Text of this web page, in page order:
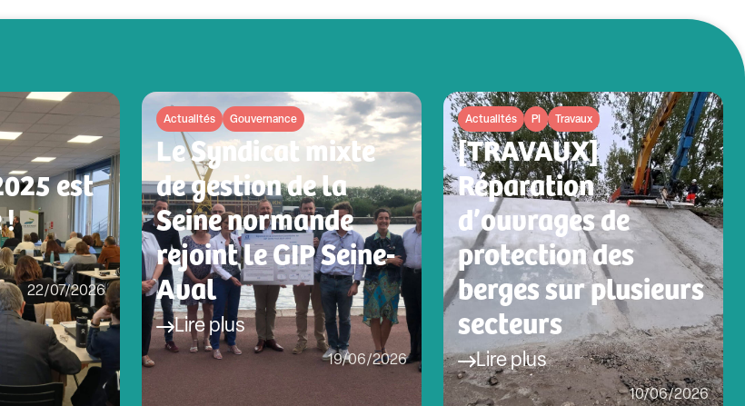
est
!
22/07/2026
Actualités Gouvernance
Le Syndicat mixte
de gestion de la
Seine normande
rejoint le GIP Seine-
Aval
Lire plus
19/06/2026
Actualités PI Travaux
[TRAVAUX]
Réparation
d’ouvrages de
protection des
berges sur plusieurs
secteurs
Lire plus
10/06/2026